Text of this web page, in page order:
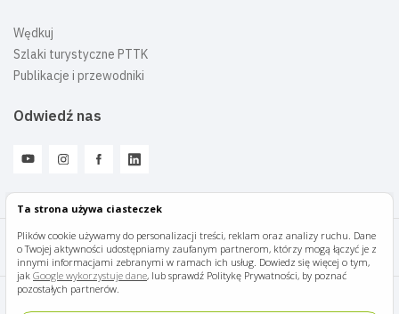
Ta strona używa ciasteczek
Plików cookie używamy do personalizacji treści, reklam oraz analizy ruchu. Dane
o Twojej aktywności udostępniamy zaufanym partnerom, którzy mogą łączyć je z
innymi informacjami zebranymi w ramach ich usług. Dowiedz się więcej o tym,
jak Google wykorzystuje dane, lub sprawdź Politykę Prywatności, by poznać
pozostałych partnerów.
Wędkuj
Szlaki turystyczne PTTK
Publikacje i przewodniki
Odwiedź nas
Mazury Travel © 2026
Polityka prywatności